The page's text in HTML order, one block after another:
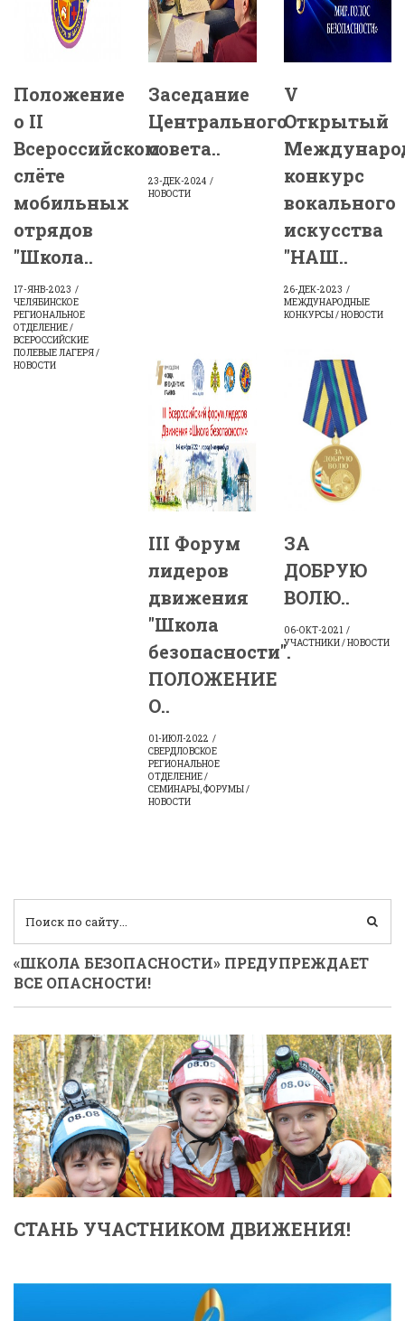
Положение
о II
Всероссийском
слёте
мобильных
отрядов
"Школа..
17-ЯНВ-2023
ЧЕЛЯБИНСКОЕ
РЕГИОНАЛЬНОЕ
ОТДЕЛЕНИЕ /
ВСЕРОССИЙСКИЕ
ПОЛЕВЫЕ ЛАГЕРЯ /
НОВОСТИ
Заседание
Центрального
совета..
23-ДЕК-2024
НОВОСТИ
V
Открытый
конкурс
вокального
искусства
"НАШ..
26-ДЕК-2023
МЕЖДУНАРОДНЫЕ
КОНКУРСЫ / НОВОСТИ
III Форум
лидеров
движения
"Школа
безопасности".
ПОЛОЖЕНИЕ
О..
01-ИЮЛ-2022
СВЕРДЛОВСКОЕ
РЕГИОНАЛЬНОЕ
ОТДЕЛЕНИЕ /
СЕМИНАРЫ, ФОРУМЫ /
НОВОСТИ
ЗА
ДОБРУЮ
ВОЛЮ..
06-ОКТ-2021
УЧАСТНИКИ / НОВОСТИ
«ШКОЛА БЕЗОПАСНОСТИ» ПРЕДУПРЕЖДАЕТ
ВСЕ ОПАСНОСТИ!
СТАНЬ УЧАСТНИКОМ ДВИЖЕНИЯ!